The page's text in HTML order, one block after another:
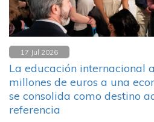
17 Jul 2026
La educación internacional
millones de euros a una
se consolida como destino
referencia